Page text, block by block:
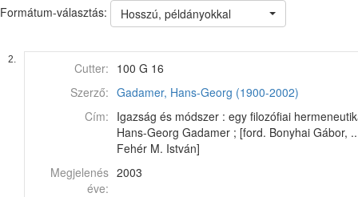
Formátum-választás: Hosszú, példányokkal
2.
Cutter: 100 G 16
Szerző: Gadamer, Hans-Georg (1900-2002)
Cím: Igazság és módszer : egy filozófiai
Hans-Georg Gadamer ; [ford. Bonyhai Gábor,
Fehér M. István]
Megjelenés
éve:
2003